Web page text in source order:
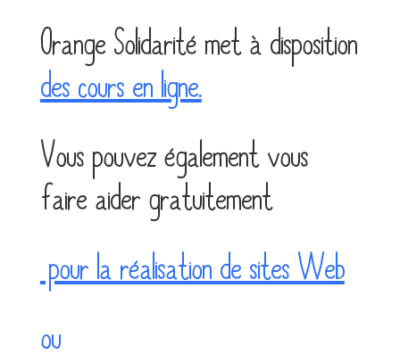
Orange Solidarité met à disposition
des cours en ligne.
Vous pouvez également vous
faire aider gratuitement
pour la réalisation de sites Web
ou